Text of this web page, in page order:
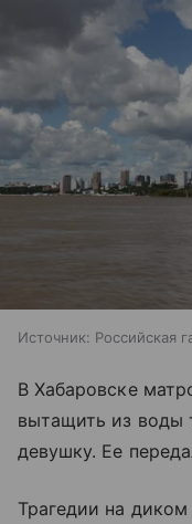
Источник: Российская
В Хабаровске
вытащить из воды
девушку. Ее
Трагедии на